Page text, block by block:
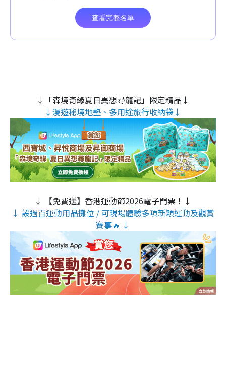
↓「森境奇緣夏日異想尋龍記」限定精品↓
↓漫遊秘境地墊、多用途旅行收納袋↓
↓ 【免費送】香港運動節2026電子門票！↓
↓ 設過百運動用品攤位 / 可現場體驗多項新穎運動及觀賞
賽事🔥 ↓